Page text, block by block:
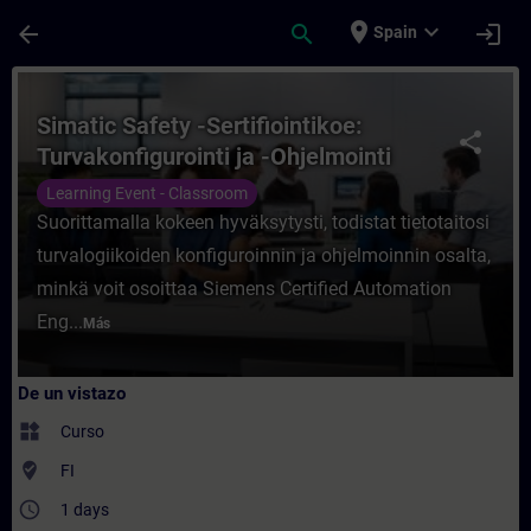
arrow_back search place Spain expand_more login
Curso - Simatic Safety -Sertifiointikoe:
share
Simatic Safety -Sertifiointikoe:
Turvakonfigurointi ja -Ohjelmointi
Learning Event - Classroom
Suorittamalla kokeen hyväksytysti, todistat tietotaitosi
turvalogiikoiden konfiguroinnin ja ohjelmoinnin osalta,
minkä voit osoittaa Siemens Certified Automation
Eng... Más
De un vistazo
widgets Curso
where_to_vote FI
access_time 1 days